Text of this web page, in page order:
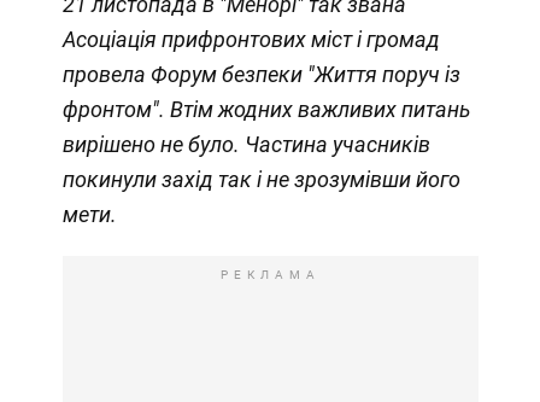
Асоціація прифронтових міст і громад
провела Форум безпеки "Життя поруч із
фронтом". Втім жодних важливих питань
вирішено не було. Частина учасників
покинули захід так і не зрозумівши його
мети.
РЕКЛАМА